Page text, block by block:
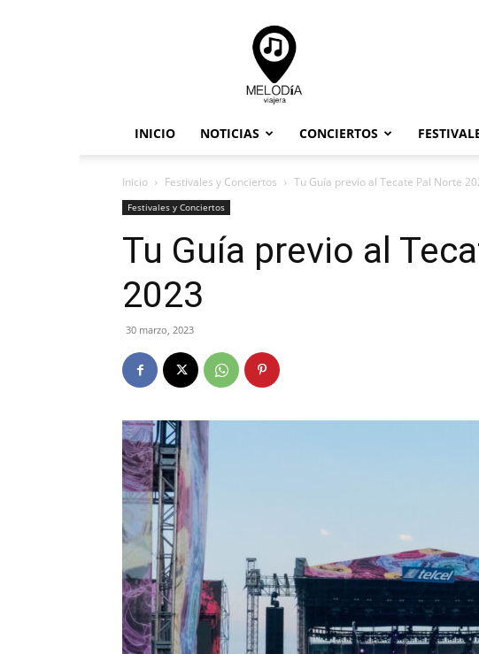
Melodia
Viajera
INICIO NOTICIAS CONCIERTOS
Inicio Festivales y Conciertos Tu Guía previo al Tecate Pal Norte
Festivales y Conciertos
Tu Guía previo al
2023
30 marzo, 2023